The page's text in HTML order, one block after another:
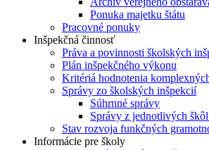
Ponuka majetku štátu
Pracovné ponuky
Inšpekčná činnosť
Práva a povinnosti školských
Plán inšpekčného výkonu
Kritériá hodnotenia
Správy zo školských inšpekcií
Súhrnné správy
Správy z jednotlivých
Stav rozvoja funkčných
Informácie pre školy